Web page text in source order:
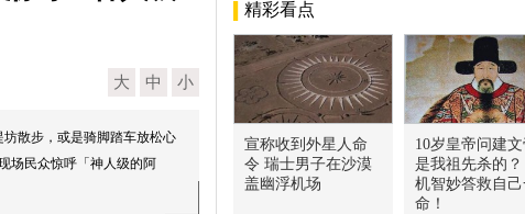
大 中 小
散步，或是骑脚踏车放松心
场民众惊呼「神人级的阿
精彩看点
宣称收到外星人命
令 瑞士男子在沙漠
盖幽浮机场
10岁皇帝问建文
是我祖先杀的
机智妙答救自
命！